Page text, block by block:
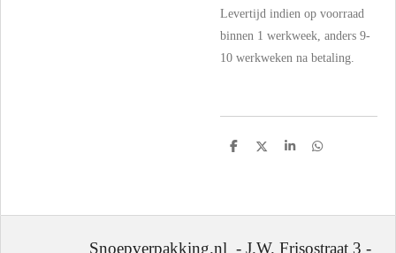
Levertijd indien op voorraad
binnen 1 werkweek, anders 9-
10 werkweken na betaling.
D
D
S
D
Snoepverpakking.nl - J.W. Frisostraat 3 -